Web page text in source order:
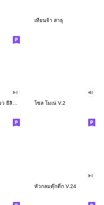
เทียนจ้า สาธุ
ดึ๊บ ดึ๊บ มีเสียงแน้ววว ยี่สิบสอง โซล โมเน่ V.2
หัวกลมดุ๊กดิ๊ก V.24